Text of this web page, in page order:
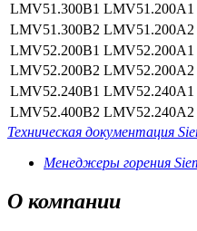
LMV51.300B1 LMV51.200A1
LMV51.300B2 LMV51.200A2
LMV52.200B1 LMV52.200A1
LMV52.200B2 LMV52.200A2
LMV52.240B1 LMV52.240A1
LMV52.400B2 LMV52.240A2
Техническая документация
Менеджеры горения
О компании